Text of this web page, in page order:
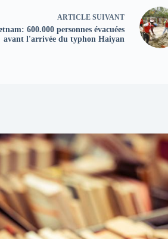
ARTICLE SUIVANT
600.000 personnes évacuées
avant l'arrivée du typhon Haiyan